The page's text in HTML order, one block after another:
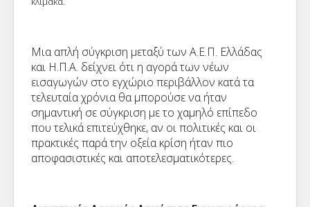
Μια απλή σύγκριση μεταξύ των Α.Ε.Π. Ελλάδας
και Η.Π.Α. δείχνει ότι η αγορά των νέων
εισαγωγών στο εγχώριο περιβάλλον κατά τα
τελευταία χρόνια θα μπορούσε να ήταν
σημαντική σε σύγκριση με το χαμηλό επίπεδο
που τελικά επιτεύχθηκε, αν οι πολιτικές και οι
πρακτικές παρά την οξεία κρίση ήταν πιο
αποφασιστικές και αποτελεσματικότερες.